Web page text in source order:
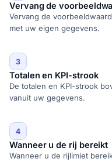
Vervang de
Vervang de
met uw eigen gegevens.
3
Totalen en KPI-strook
De totalen en KPI-strook
vanuit uw gegevens.
4
Wanneer u de rij bereikt
Wanneer u de rijlimiet